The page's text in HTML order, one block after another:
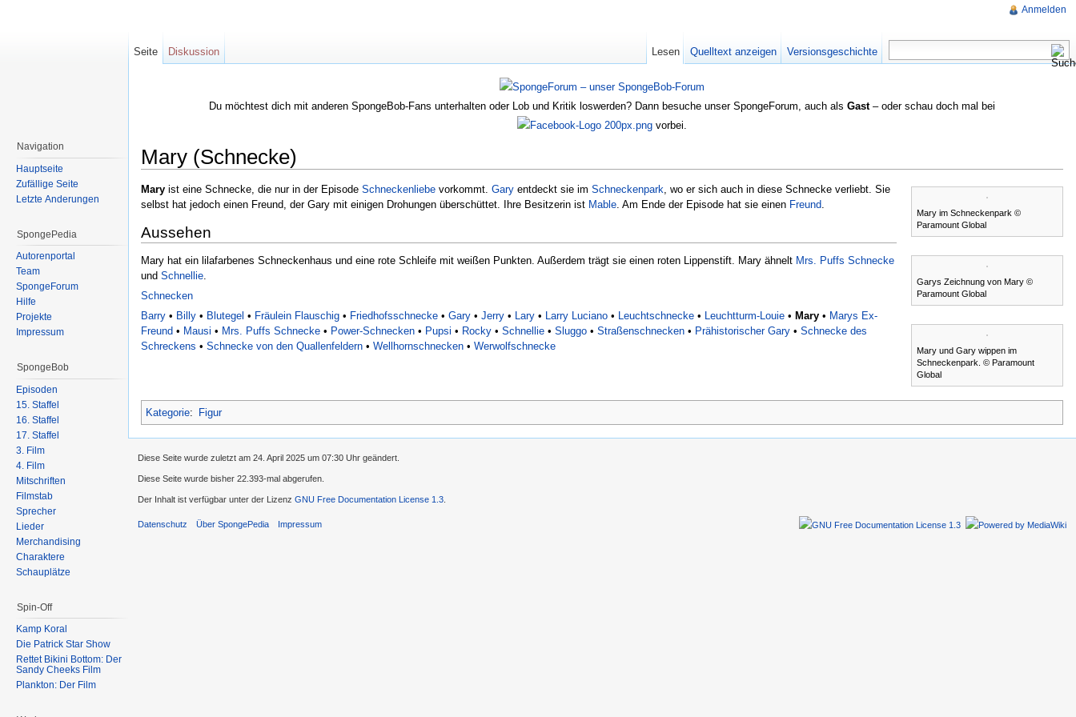
Du möchtest dich mit anderen SpongeBob-Fans unterhalten oder Lob und Kritik loswerden? Dann besuche unser SpongeForum, auch als Gast– oder schau doch mal bei
vorbei.
Mary (Schnecke)
Mary im Schneckenpark ©
Paramount Global
Mary ist eine Schnecke, die nur in der Episode Schneckenliebe vorkommt. Gary entdeckt sie im Schneckenpark , wo er sich auch in diese Schnecke verliebt. Sie
selbst hat jedoch einen Freund, der Gary mit einigen Drohungen überschüttet. Ihre Besitzerin ist Mable . Am Ende der Episode hat sie einen Freund
Garys Zeichnung von Mary ©
Paramount Global
Aussehen
Mary hat ein lilafarbenes Schneckenhaus und eine rote Schleife mit weißen Punkten. Außerdem trägt sie einen roten Lippenstift. Mary ähnelt Mrs. Puffs Schnecke
und Schnellie
Mary und Gary wippen im
Schneckenpark. © Paramount
Global
Schnecken
Barry • Billy • Blutegel • Fräulein Flauschig • Friedhofsschnecke • Gary • Jerry • Lary • Larry Luciano • Leuchtschnecke • Leuchtturm-Louie • Mary • Marys Ex-
Freund • Mausi • Mrs. Puffs Schnecke • Power-Schnecken • Pupsi • Rocky • Schnellie • Sluggo • Straßenschnecken • Prähistorischer Gary • Schnecke des
Schreckens • Schnecke von den Quallenfeldern • Wellhornschnecken • Werwolfschnecke
Kategorie: Figur
Anmelden
Seite Diskussion Lesen Quelltext anzeigen Versionsgeschichte
Navigation
Hauptseite
Zufällige Seite
Letzte Änderungen
SpongePedia
Autorenportal
Team
SpongeForum
Hilfe
Projekte
Impressum
SpongeBob
Episoden
15. Staffel
16. Staffel
17. Staffel
3. Film
4. Film
Mitschriften
Filmstab
Sprecher
Lieder
Merchandising
Charaktere
Schauplätze
Spin-Off
Kamp Koral
Die Patrick Star Show
Rettet Bikini Bottom: Der
Sandy Cheeks Film
Plankton: Der Film
Diese Seite wurde zuletzt am 24. April 2025 um 07:30 Uhr geändert.
Diese Seite wurde bisher 22.393-mal abgerufen.
Der Inhalt ist verfügbar unter der Lizenz GNU Free Documentation License 1.3.
Datenschutz Über SpongePedia Impressum